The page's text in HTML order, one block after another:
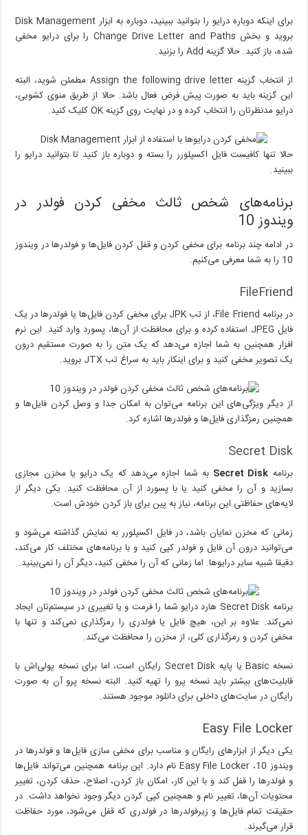
برای اینکه دوباره درایو را بتوانید ببینید، دوباره به ابزار Disk Management
بروید و بخش Change Drive Letter and Paths را برای درایو مخفی
شده، باز کنید. حالا گزینه Add را بزنید.
از انتخاب گزینه Assign the following drive letter مطمئن شوید، البته
این گزینه باید به صورت پیش فرض فعال باشد. حالا از طریق منوی کشویی،
درایو مدنظرتان را انتخاب کرده و در نهایت روی گزینه OK کلیک کنید.
حالا تنها کافیست فایل اکسپلورر را بسته و دوباره باز کنید تا بتوانید درایو را
ببینید.
برنامه‌های شخص ثالث مخفی کردن فولدر در
ویندوز 10
در ادامه چند برنامه برای مخفی کردن و قفل کردن فایل‌ها و فولدرها در ویندوز
10 را به شما معرفی می‌کنیم.
FileFriend
در برنامه File Friend، از تب JPK برای مخفی کردن فایل‌ها یا فولدرها در یک
فایل JPEG استفاده کرده و برای محافظت از آن‌ها، پسورد وارد کنید. این نرم
افزار همچنین به شما اجازه می‌دهد که یک متن را به صورت مستقیم درون
یک تصویر مخفی کنید و برای اینکار باید به سراغ تب JTX بروید.
از دیگر ویژگی‌های این برنامه می‌توان به امکان جدا و وصل کردن فایل‌ها و
همچنین رمزگذاری فایل‌ها و فولدرها اشاره کرد.
Secret Disk
برنامه Secret Disk به شما اجازه می‌دهد که یک درایو یا مخزن مجازی
بسازید و آن را مخفی کنید یا با پسورد از آن محافظت کنید. یکی دیگر از
لایه‌های حفاظتی این برنامه، نیاز به پین برای باز کردن خودش است.
زمانی که مخزن نمایان باشد، در فایل اکسپلورر به نمایش گذاشته می‌شود و
می‌توانید درون آن فایل و فولدر کپی کنید و با برنامه‌های مختلف کار می‌کند،
دقیقا شبیه سایر درایوها. اما زمانی که آن را مخفی کنید، دیگر آن را نمی‌بینید.
برنامه Secret Disk هارد درایو شما را فرمت و یا تغییری در سیستم‌تان ایجاد
نمی‌کند. علاوه بر این، هیچ فایل یا فولدری را رمزگذاری نمی‌کند و تنها با
مخفی کردن و رمزگذاری کلی، از مخزن را محافظت می‌کند.
نسخه Basic یا پایه Secret Disk رایگان است، اما برای نسخه پولی‌اش با
قابلیت‌های بیشتر باید نسخه پرو را تهیه کنید. البته نسخه پرو آن به صورت
رایگان در سایت‌های داخلی برای دانلود موجود هستند.
Easy File Locker
یکی دیگر از ابزارهای رایگان و مناسب برای مخفی سازی فایل‌ها و فولدرها در
ویندوز 10، Easy File Locker نام دارد. این برنامه همچنین می‌تواند فایل‌ها
و فولدرها را قفل کند و با این کار، امکان باز کردن، اصلاح، حذف کردن، تغییر
محتویات آن‌ها، تغییر نام و همچنین کپی کردن دیگر وجود نخواهد داشت. در
حقیقت تمام فایل‌ها و زیرفولدرها در فولدری که قفل می‌شود، مورد حفاظت
قرار می‌گیرند.